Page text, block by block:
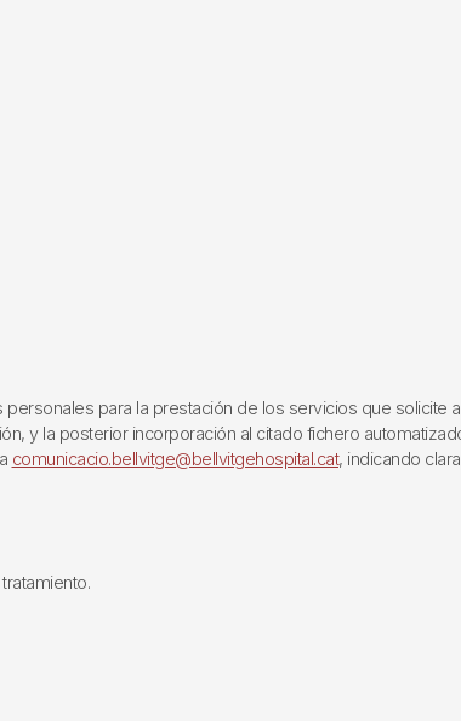
para la prestación de los servicios que solicite
y la posterior incorporación al citado fichero
comunicacio.bellvitge@bellvitgehospital.cat, indicando